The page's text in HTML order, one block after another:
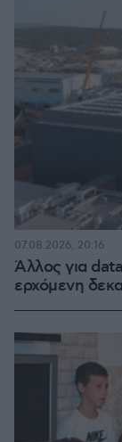
Άλλος για
ερχόμενη
07.08.2026, 20:16